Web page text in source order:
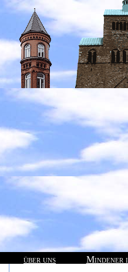
über uns
Mindener